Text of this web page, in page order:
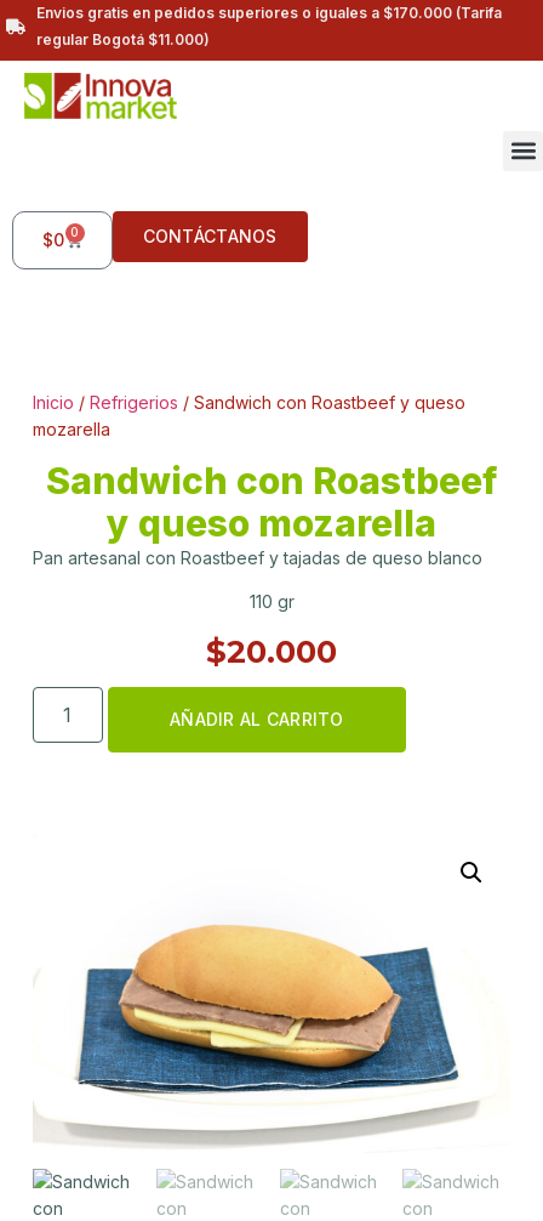
Envios gratis en pedidos superiores o iguales a $170.000 (Tarifa
regular Bogotá $11.000)
$0 0 CONTÁCTANOS
Inicio / Refrigerios / Sandwich con Roastbeef y queso
mozarella
Sandwich con Roastbeef
y queso mozarella
Pan artesanal con Roastbeef y tajadas de queso blanco
110 gr
$20.000
AÑADIR AL CARRITO